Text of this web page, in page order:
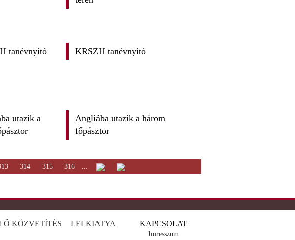
KRSZH tanévnyitó
Angliába utazik a három
főpásztor
314 315 316 ...
KÖZVETÍTÉS LELKIATYA KAPCSOLAT
Imresszum